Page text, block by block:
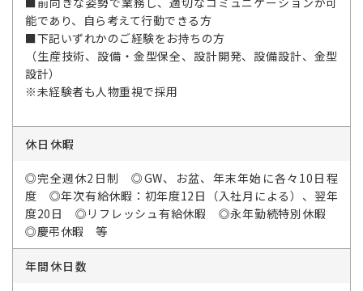
能であり、自ら考えて行動できる方
■下記いずれかのご経験をお持ちの方
（生産技術、設備・金型保全、設計開発、設備設計、金型
設計）
※未経験者も人物重視で採用
休日休暇
◎完全週休2日制 ◎GW、お盆、年末年始に各々10日程
度 ◎年次有給休暇：初年度12日（入社月による）、翌年
度20日 ◎リフレッシュ有給休暇 ◎永年勤続特別休暇
◎慶弔休暇 等
年間休日数